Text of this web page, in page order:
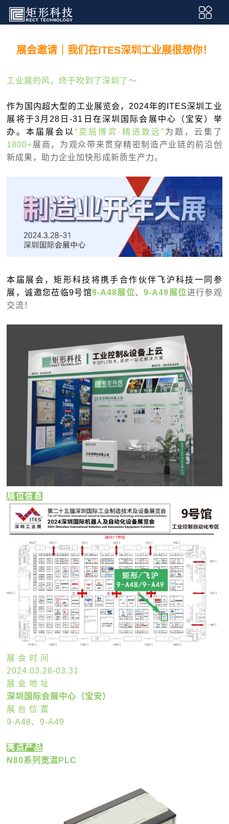
展会邀请｜我们在ITES深圳工业展很想你！
工业展的风，终于吹到了深圳了～
作为国内超大型的工业展览会，2024年的ITES深圳工业
展将于3月28日-31日在深圳国际会展中心（宝安）举
办。本届展会以“变局博弈·精进致远” 为题，云集了
1800+展商，为观众带来贯穿精密制造产业链的前沿创
新成果，助力企业加快形成新质生产力。
本届展会，矩形科技将携手合作伙伴飞沪科技一同参
展，诚邀您莅临9号馆9-A48展位、9-A49展位进行参观
交流！
展位信息
展 会 时 间
2024.03.28-03.31
展 会 地 址
深圳国际会展中心（宝安）
展 台 位 置
9-A48、9-A49
亮点产品
N80系列宽温PLC